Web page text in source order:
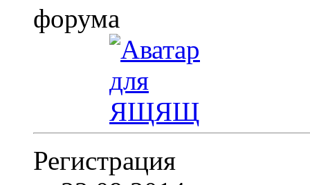
Регистрация